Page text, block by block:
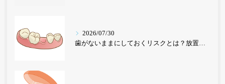
2026/07/30
歯がないままにしておくリスクとは？放置が招く深刻な影響を歯科医が解説【東京・ナンバデンタルオフィス】